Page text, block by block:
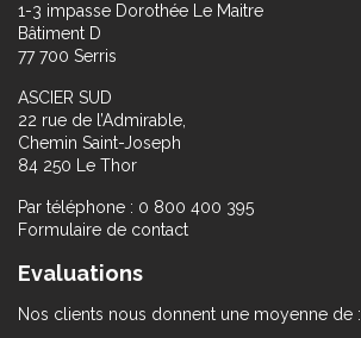
1-3 impasse Dorothée Le Maitre
Bâtiment D
77 700 Serris
ASCIER SUD
22 rue de l’Admirable,
Chemin Saint-Joseph
84 250 Le Thor
Par téléphone : 0 800 400 395
Formulaire de contact
Evaluations
Nos clients nous donnent une moyenne de :